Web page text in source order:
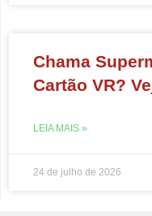
Chama
Cartão VR?
LEIA MAIS »
24 de julho de 2026